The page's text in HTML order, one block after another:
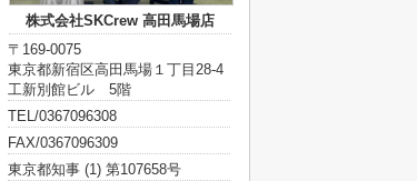
株式会社SKCrew 高田馬場店
〒169-0075
東京都新宿区高田馬場１丁目28-4
工新別館ビル 5階
TEL/0367096308
FAX/0367096309
東京都知事 (1) 第107658号